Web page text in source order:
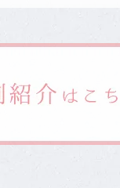
みに対して、当院
トラブルにも対応で
膚科専門医としての
考えの方は、石神井
"